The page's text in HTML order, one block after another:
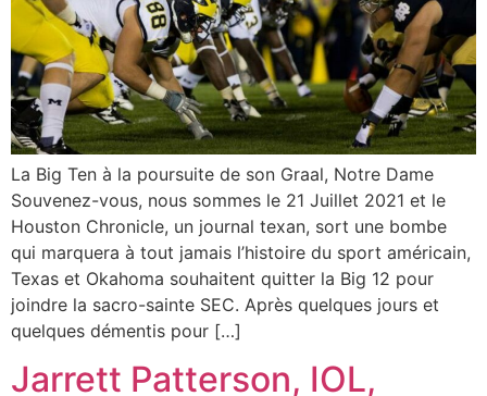
La Big Ten à la poursuite de son Graal, Notre Dame
Souvenez-vous, nous sommes le 21 Juillet 2021 et le
Houston Chronicle, un journal texan, sort une bombe
qui marquera à tout jamais l’histoire du sport américain,
Texas et Okahoma souhaitent quitter la Big 12 pour
joindre la sacro-sainte SEC. Après quelques jours et
quelques démentis pour […]
Jarrett Patterson, IOL,